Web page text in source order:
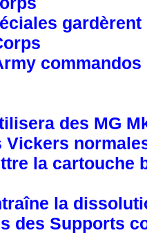
commandos
des MG
la cartouche
la
des Supports